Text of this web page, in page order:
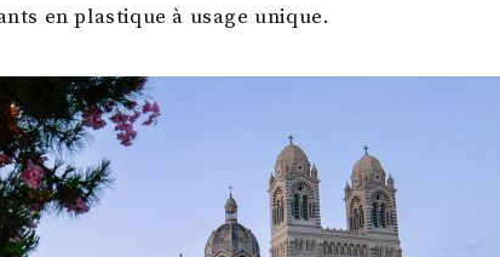
en plastique à usage unique.